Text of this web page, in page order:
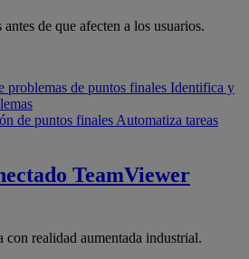
de que afecten a los usuarios.
problemas de puntos finales Identifica y
de puntos finales Automatiza tareas
TeamViewer
con realidad aumentada industrial.